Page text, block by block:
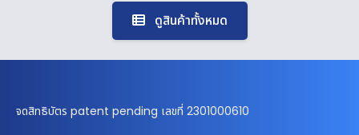
ดูสินค้าทั้งหมด
จดสิทธิบัตร patent pending เลขที่ 2301000610